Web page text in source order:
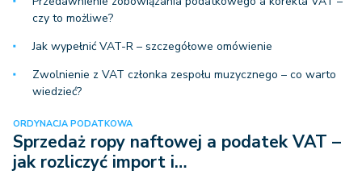
czy to możliwe?
Jak wypełnić VAT-R – szczegółowe omówienie
Zwolnienie z VAT członka zespołu muzycznego – co warto
wiedzieć?
ORDYNACJA PODATKOWA
Sprzedaż ropy naftowej a podatek VAT –
jak rozliczyć import i…